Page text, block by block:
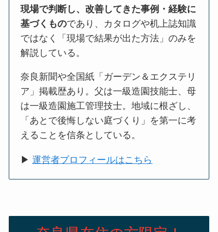
現場で判断し、改善してきた事例・経験に
基づくものであり、カタログや机上誌知識
ではなく「現場で結果が出た方法」のみを
解説している。
奈良新聞や全国紙「ガーデン＆エクステリ
ア」掲載歴あり。父は一級造園技能士、母
は一級造園施工管理技士。地域に根ざし、
「あとで後悔しない庭づくり」を第一に考
えることを信条としている。
▶運営者プロフィールはこちら